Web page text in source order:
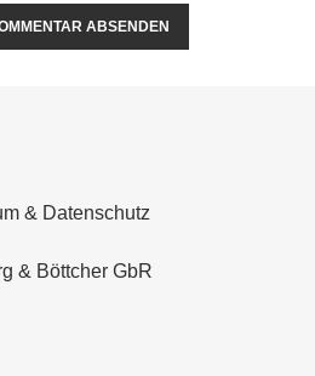
& Datenschutz
& Böttcher GbR